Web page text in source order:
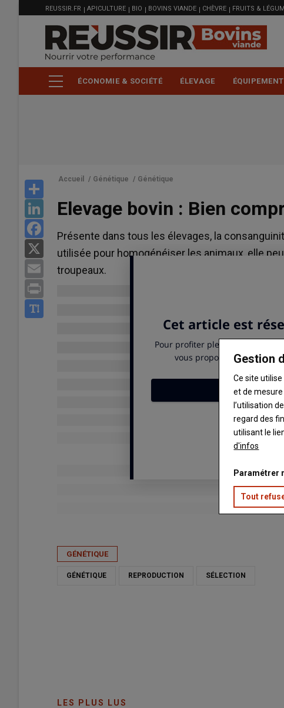
MENU
FILIÈRE
REUSSIR.FR APICULTURE BIO BOVINS VIANDE CHÈVRE FRUITS &
ÉCONOMIE & SOCIÉTÉ ÉLEVAGE ÉQUIPEMENT
LinkedIn
Email
Accueil / Génétique / Génétique
Elevage bovin : Bien
Présente dans tous les élevages, la
utilisée pour homogénéiser les animaux, elle
troupeaux.
GÉNÉTIQUE
GÉNÉTIQUE REPRODUCTION SÉLECTION
LES PLUS LUS
Gestion
Ce site
et de mesure
l’utilisation
regard des
utilisant le
d'infos
Paramétrer
Tout